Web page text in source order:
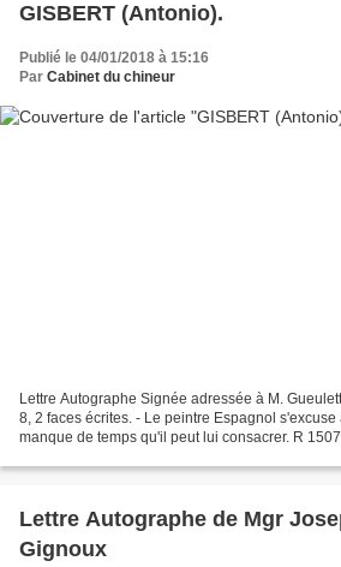
GISBERT (Antonio).
Publié le 04/01/2018 à 15:16
Par Cabinet du chineur
Lettre Autographe Signée adressée à M.
8, 2 faces écrites. - Le peintre Espagnol
manque de temps qu'il peut lui consacrer. R
Lettre Autographe de Mgr
Gignoux